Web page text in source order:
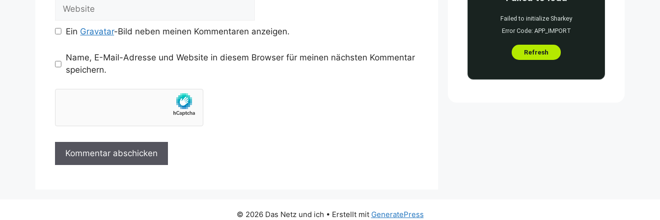
Ein Gravatar-Bild neben meinen Kommentaren anzeigen.
Name, E-Mail-Adresse und Website in diesem Browser für meinen nächsten Kommentar
speichern.
© 2026 Das Netz und ich • Erstellt mit GeneratePress